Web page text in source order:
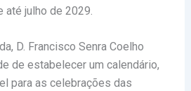
julho de 2029.
D. Francisco Senra Coelho
de estabelecer um calendário,
para as celebrações das